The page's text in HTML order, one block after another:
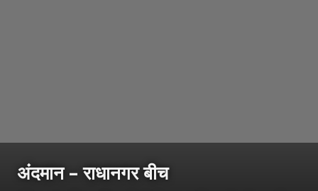
अंदमान – राधानगर बीच